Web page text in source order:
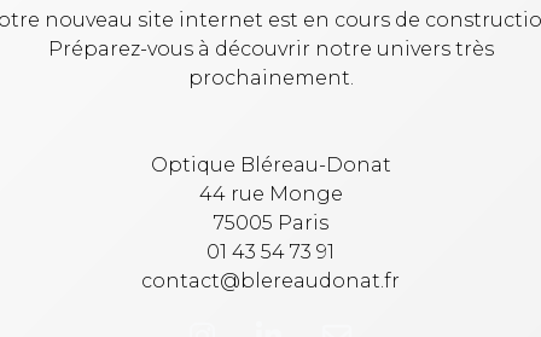
nouveau site internet est en cours de
Préparez-vous à découvrir notre univers très
prochainement.
Optique Bléreau-Donat
44 rue Monge
75005 Paris
01 43 54 73 91
contact@blereaudonat.fr